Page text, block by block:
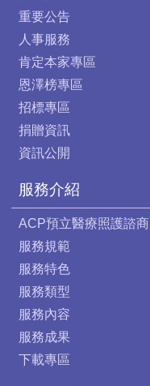
重要公告
人事服務
肯定本家專區
恩澤榜專區
招標專區
捐贈資訊
資訊公開
服務介紹
ACP預立醫療照護諮商
服務規範
服務特色
服務類型
服務內容
服務成果
下載專區